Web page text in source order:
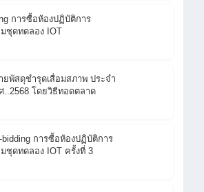
การซื้อห้องปฏิบัติการ
ชุดทดลอง IOT
ยพัสดุชำรุดเสื่อมสภาพ ประจำ
โดยวิธีทอดตลาด
bidding การซื้อห้องปฏิบัติการ
ชุดทดลอง IOT ครั้งที่ 3